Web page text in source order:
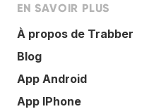
EN SAVOIR PLUS
À propos de Trabber
Blog
App Android
App IPhone